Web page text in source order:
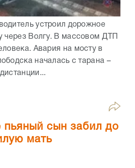
устроил дорожное
через Волгу. В массовом ДТП
Авария на мосту в
началась с тарана –
сын забил до
мать